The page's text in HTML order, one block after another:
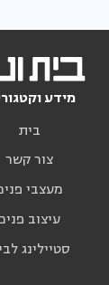
מידע
בית
צור קשר
מעצבי
עיצוב
סטיילינג